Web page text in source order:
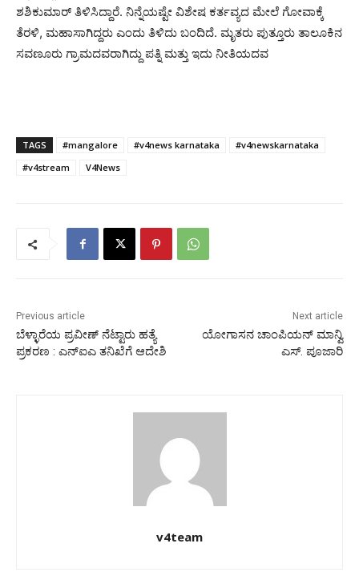
ಶಶಿಕುಮಾರ್ ತಿಳಿಸಿದ್ದಾರೆ. ನಿನ್ನೆಯಷ್ಟೇ ವಿಶೇಷ ಕರ್ತವ್ಯದ ಮೇಲೆ ಗೋವಾಕ್ಕೆ
ತೆರಳಿ, ಮಹಾಸಾಗಿದ್ದರು ಎಂದು ತಿಳಿದು ಬಂದಿದೆ. ಮೃತರು ಪುತ್ತೂರು ತಾಲೂಕಿನ
ಸವಣೂರು ಗ್ರಾಮದವರಾಗಿದ್ದು ಪತ್ನಿ ಮತ್ತು ಇದು ನೀತಿಯದವ
TAGS #mangalore #v4news karnataka
#v4newskarnataka
#v4stream
V4News
Previous article
ಬೆಳ್ಳಾರೆಯ ಪ್ರವೀಣ್ ನೆಟ್ಟಾರು ಹತ್ಯೆ
ಪ್ರಕರಣ : ಎನ್‍ಐಎ ತನಿಖೆಗೆ ಆದೇಶಿ
Next article
ಯೋಗಾಸನ ಚಾಂಪಿಯನ್ ಮಾನ್ವಿ
ಎಸ್. ಪೂಜಾರಿ
v4team